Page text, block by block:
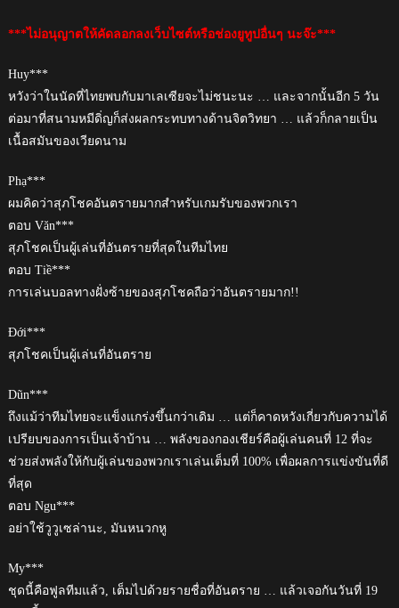
***ไม่อนุญาตให้คัดลอกลงเว็บไซต์หรือช่องยูทูปอื่นๆ นะจ๊ะ***
Huy***
หวังว่าในนัดที่ไทยพบกับมาเลเซียจะไม่ชนะนะ … และจากนั้นอีก 5 วัน
ต่อมาที่สนามหมีดิ่ญก็ส่งผลกระทบทางด้านจิตวิทยา … แล้วก็กลายเป็น
เนื้อสมันของเวียดนาม
Phạ***
ผมคิดว่าสุภโชคอันตรายมากสำหรับเกมรับของพวกเรา
ตอบ Văn***
สุภโชคเป็นผู้เล่นที่อันตรายที่สุดในทีมไทย
ตอบ Tiề***
การเล่นบอลทางฝั่งซ้ายของสุภโชคถือว่าอันตรายมาก!!
Đới***
สุภโชคเป็นผู้เล่นที่อันตราย
Dũn***
ถึงแม้ว่าทีมไทยจะแข็งแกร่งขึ้นกว่าเดิม … แต่ก็คาดหวังเกี่ยวกับความได้
เปรียบของการเป็นเจ้าบ้าน … พลังของกองเชียร์คือผู้เล่นคนที่ 12 ที่จะ
ช่วยส่งพลังให้กับผู้เล่นของพวกเราเล่นเต็มที่ 100% เพื่อผลการแข่งขันที่ดี
ที่สุด
ตอบ Ngu***
อย่าใช้วูวูเซล่านะ, มันหนวกหู
My***
ชุดนี้คือฟูลทีมแล้ว, เต็มไปด้วยรายชื่อที่อันตราย … แล้วเจอกันวันที่ 19